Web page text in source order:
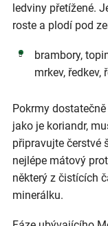
ledviny přetížené.
roste a plodí pod
brambory,
mrkev, ředkev,
Pokrmy
jako je koriandr,
připravujte čerstvé
nejlépe mátový
některý z čistících
minerálku.